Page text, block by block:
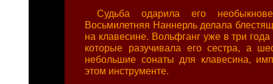
Судьба одарила его
Восьмилетняя Наннерль делала
на клавесине. Вольфганг уже в три
которые разучивала его сестра, а
небольшие сонаты для клавесина,
этом инструменте.